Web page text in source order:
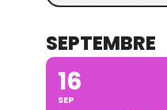
SEPTEMBRE
16
SEP